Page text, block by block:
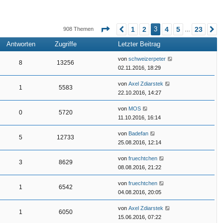
908 Themen Seite 3von 23
Vorherige
1 2 3 4 5 23
Antworten Zugriffe Letzter Beitrag
8 13256
von schweizerpeter
02.11.2016, 18:29
1 5583
von Axel Zdiarstek
22.10.2016, 14:27
0 5720
von MOS
11.10.2016, 16:14
5 12733
von Badefan
25.08.2016, 12:14
3 8629
von fruechtchen
08.08.2016, 21:22
1 6542
von fruechtchen
04.08.2016, 20:05
1 6050
von Axel Zdiarstek
15.06.2016, 07:22